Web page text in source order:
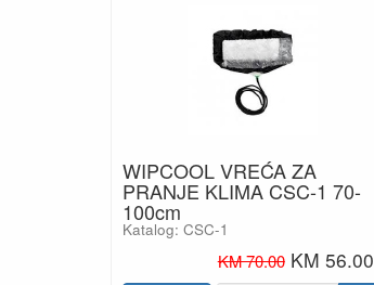
WIPCOOL VREĆA ZA
PRANJE KLIMA CSC-1 70-
100cm
Katalog: CSC-1
KM 70.00 KM 56.00